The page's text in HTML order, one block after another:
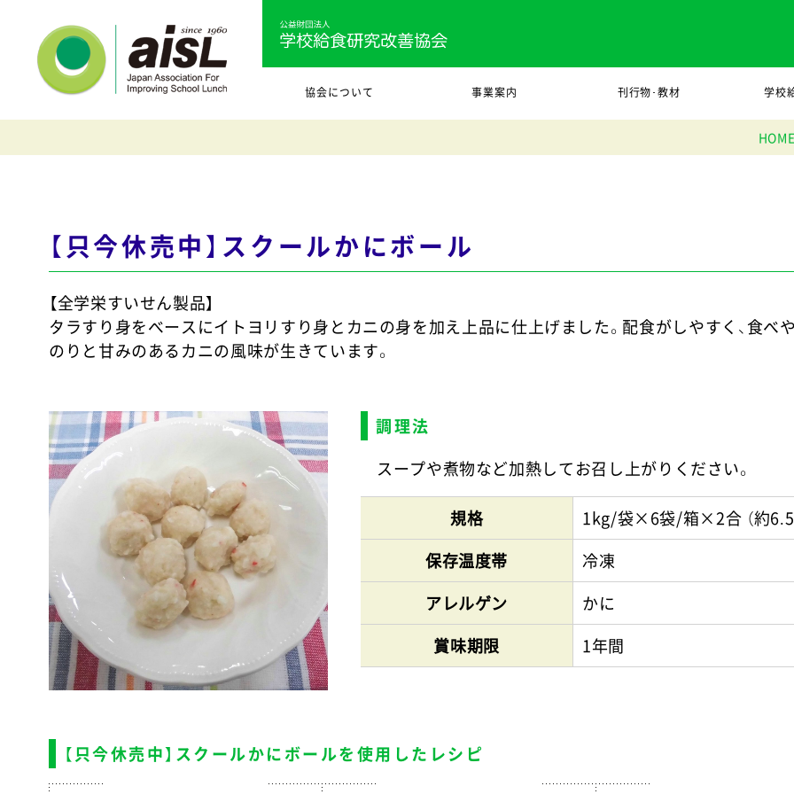
協会について 事業案内 刊行物･教材 学校
【只今休売中】スクールかにボール
【全学栄すいせん製品】
タラすり身をベースにイトヨリすり身とカニの身を加え上品に仕上げました。配食がしやすく、食
のりと甘みのあるカニの風味が生きています。
調理法
スープや煮物など加熱してお召し上がりください。
規格
1kg/袋×6袋/箱×2合 （約
保存温度帯
冷凍
アレルゲン
かに
賞味期限
1年間
【只今休売中】スクールかにボールを使用したレシピ